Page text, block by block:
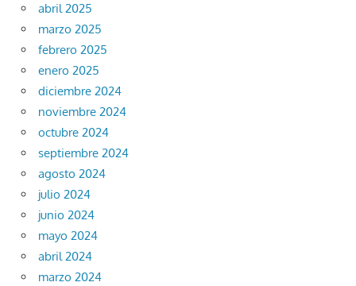
abril 2025
marzo 2025
febrero 2025
enero 2025
diciembre 2024
noviembre 2024
octubre 2024
septiembre 2024
agosto 2024
julio 2024
junio 2024
mayo 2024
abril 2024
marzo 2024